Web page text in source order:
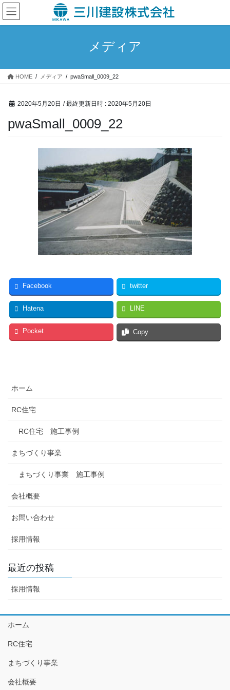
コ
ン
テ
ス
ナ
ビ
ゲ
ン
メディア
HOME メディア pwaSmall_0009_22
2020年5月20日 / 最終更新日時 : 2020年5月20日
pwaSmall_0009_22
Facebook twitter
Hatena LINE
Pocket Copy
ホーム
RC住宅
RC住宅 施工事例
まちづくり事業
まちづくり事業 施工事例
会社概要
お問い合わせ
採用情報
最近の投稿
採用情報
ホーム
RC住宅
まちづくり事業
会社概要